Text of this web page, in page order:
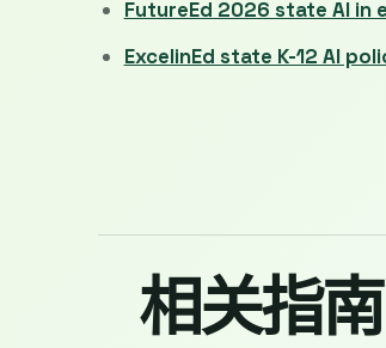
FutureEd 2026 state AI in
ExcelinEd state K-12 AI
相关指南